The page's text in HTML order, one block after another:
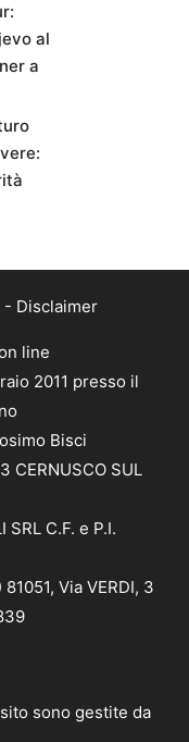
al
a
- Disclaimer
line
2011 presso il
Bisci
CERNUSCO SUL
SRL C.F. e P.I.
Via VERDI, 3
sono gestite da